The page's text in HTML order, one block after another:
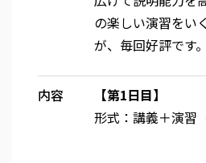
の楽しい演習をい
が、毎回好評です。
内容
【第1日目】
形式：講義＋演習